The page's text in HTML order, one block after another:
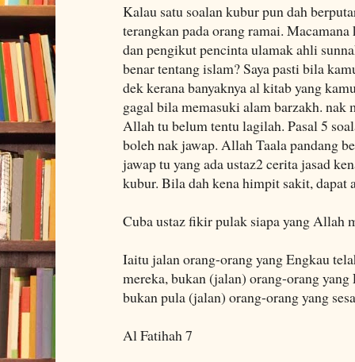
Kalau satu soalan kubur pun dah
terangkan pada orang ramai.
dan pengikut pencinta ulamak ahli
benar tentang islam? Saya pasti bila
dek kerana banyaknya al kitab yang
gagal bila memasuki alam barzakh. nak
Allah tu belum tentu lagilah. Pasal 5
boleh nak jawap. Allah Taala pandang
jawap tu yang ada ustaz2 cerita jasad
kubur. Bila dah kena himpit sakit, dapat
Cuba ustaz fikir pulak siapa yang Allah
Iaitu jalan orang-orang yang Engkau
mereka, bukan (jalan) orang-orang
bukan pula (jalan) orang-orang yang
Al Fatihah 7